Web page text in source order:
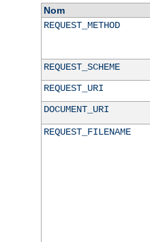
Nom
REQUEST_METHOD
REQUEST_SCHEME
REQUEST_URI
DOCUMENT_URI
REQUEST_FILENAME